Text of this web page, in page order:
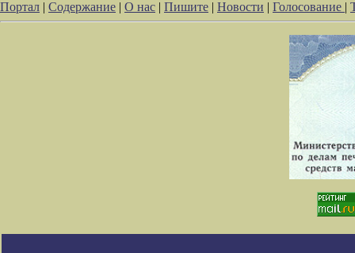
Портал | Содержание | О нас | Пишите | Новости | Голосование |